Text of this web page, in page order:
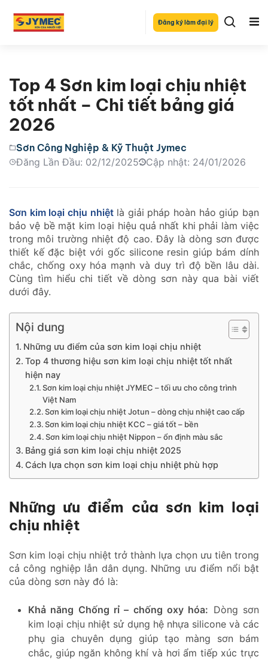
Đăng ký làm đại lý
Top 4 Sơn kim loại chịu nhiệt
tốt nhất – Chi tiết bảng giá
2026
Sơn Công Nghiệp & Kỹ Thuật Jymec
Đăng Lần Đầu: 02/12/2025
Cập nhật: 24/01/2026
Sơn kim loại chịu nhiệtlà giải pháp hoàn hảo giúp bạn
bảo vệ bề mặt kim loại hiệu quả nhất khi phải làm việc
trong môi trường nhiệt độ cao. Đây là dòng sơn được
thiết kế đặc biệt với gốc silicone resin giúp bám dính
chắc, chống oxy hóa mạnh và duy trì độ bền lâu dài.
Cùng tìm hiểu chi tiết về dòng sơn này qua bài viết
dưới đây.
Nội dung
Những ưu điểm của sơn kim loại chịu nhiệt
Top 4 thương hiệu sơn kim loại chịu nhiệt tốt nhất
hiện nay
Sơn kim loại chịu nhiệt JYMEC – tối ưu cho công trình
Việt Nam
Sơn kim loại chịu nhiệt Jotun – dòng chịu nhiệt cao cấp
Sơn kim loại chịu nhiệt KCC – giá tốt – bền
Sơn kim loại chịu nhiệt Nippon – ổn định màu sắc
Bảng giá sơn kim loại chịu nhiệt 2025
Cách lựa chọn sơn kim loại chịu nhiệt phù hợp
Những ưu điểm của sơn kim loại
chịu nhiệt
Sơn kim loại chịu nhiệt trở thành lựa chọn ưu tiên trong
cả công nghiệp lẫn dân dụng. Những ưu điểm nổi bật
của dòng sơn này đó là:
Khả năng Chống rỉ – chống oxy hóa: Dòng sơn
kim loại chịu nhiệt sử dụng hệ nhựa silicone và các
phụ gia chuyên dụng giúp tạo màng sơn bám
chắc, giúp ngăn không khí và hơi ẩm tiếp xúc trực